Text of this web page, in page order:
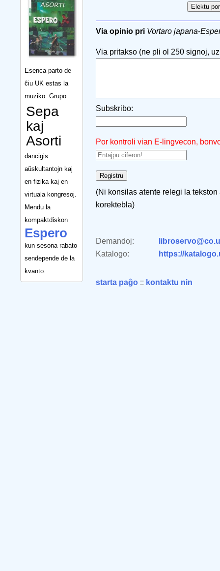
Esenca parto de
ĉiu UK estas la
muziko. Grupo
Sepa
kaj
Asorti
dancigis
aŭskultantojn kaj
en fizika kaj en
virtuala kongresoj.
Mendu la
kompaktdiskon
Espero
kun sesona rabato
sendepende de la
kvanto.
Via opinio pri Vortaro japana-
Via pritakso (ne pli ol 250 signoj,
Subskribo:
Por kontroli vian E-lingvecon,
(Ni konsilas atente relegi la
korektebla)
Demandoj:
Katalogo:
https://
starta paĝo :: kontaktu nin